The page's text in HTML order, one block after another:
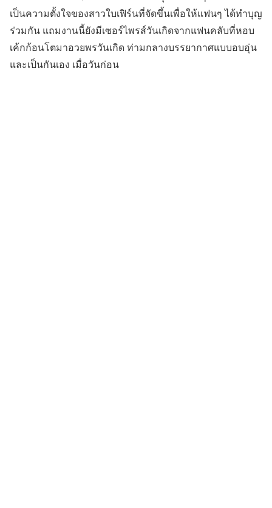
เป็นความตั้งใจของสาวใบเฟิร์นที่จัดขึ้นเพื่อให้แฟนๆ ได้ทำบุญ
ร่วมกัน แถมงานนี้ยังมีเซอร์ไพรส์วันเกิดจากแฟนคลับที่หอบ
เค้กก้อนโตมาอวยพรวันเกิด ท่ามกลางบรรยากาศแบบอบอุ่น
และเป็นกันเอง เมื่อวันก่อน